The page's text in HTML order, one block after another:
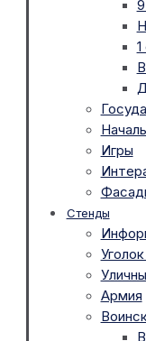
Игры
Стенды
Армия